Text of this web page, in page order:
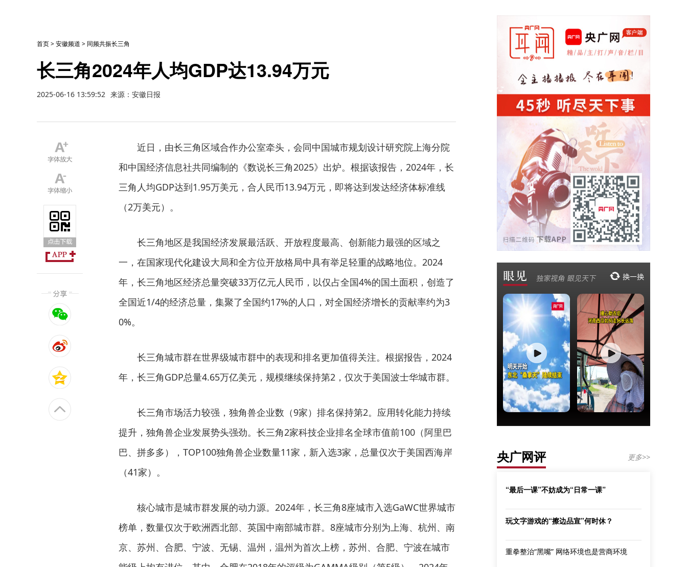
首页>安徽频道 > 同频共振长三角
长三角2024年人均GDP达13.94万元
2025-06-16 13:59:52 来源：安徽日报
近日，由长三角区域合作办公室牵头，会同中国城市规划设计研究院上海分院
和中国经济信息社共同编制的《数说长三角2025》出炉。根据该报告，2024年，长
三角人均GDP达到1.95万美元，合人民币13.94万元，即将达到发达经济体标准线
（2万美元）。
长三角地区是我国经济发展最活跃、开放程度最高、创新能力最强的区域之
一，在国家现代化建设大局和全方位开放格局中具有举足轻重的战略地位。2024
年，长三角地区经济总量突破33万亿元人民币，以仅占全国4%的国土面积，创造了
全国近1/4的经济总量，集聚了全国约17%的人口，对全国经济增长的贡献率约为3
0%。
长三角城市群在世界级城市群中的表现和排名更加值得关注。根据报告，2024
年，长三角GDP总量4.65万亿美元，规模继续保持第2，仅次于美国波士华城市群。
长三角市场活力较强，独角兽企业数（9家）排名保持第2。应用转化能力持续
提升，独角兽企业发展势头强劲。长三角2家科技企业排名全球市值前100（阿里巴
巴、拼多多），TOP100独角兽企业数量11家，新入选3家，总量仅次于美国西海岸
（41家）。
核心城市是城市群发展的动力源。2024年，长三角8座城市入选GaWC世界城市
榜单，数量仅次于欧洲西北部、英国中南部城市群。8座城市分别为上海、杭州、南
京、苏州、合肥、宁波、无锡、温州，温州为首次上榜，苏州、合肥、宁波在城市
央广网评 更多>>
“最后一课”不妨成为“日常一课”
玩文字游戏的“擦边品宣”何时休？
重拳整治“黑嘴” 网络环境也是营商环境